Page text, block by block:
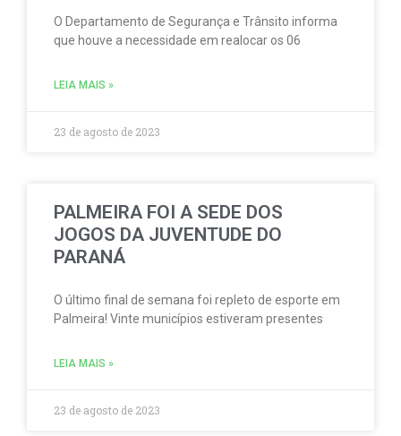
O Departamento de Segurança e Trânsito informa
que houve a necessidade em realocar os 06
LEIA MAIS »
23 de agosto de 2023
PALMEIRA FOI A SEDE DOS
JOGOS DA JUVENTUDE DO
PARANÁ
O último final de semana foi repleto de esporte em
Palmeira! Vinte municípios estiveram presentes
LEIA MAIS »
23 de agosto de 2023